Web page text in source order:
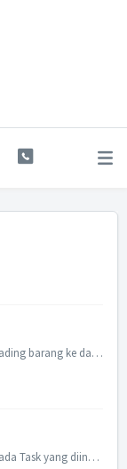
Menu ini dibuat untuk mengukur optimasi loading barang ke dalam kendaraan.
Menu ini dibuat untuk menambahkan Item pada Task yang diinginkan